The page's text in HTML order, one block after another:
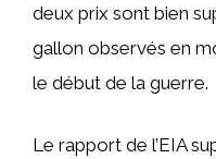
deux prix sont bien
gallon observés en
le début de la guerre.
Le rapport de l’EIA